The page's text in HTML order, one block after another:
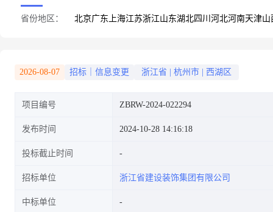
省份地区： 北京广东 上海江苏浙江山东湖北四川 河北河南天津山
2026-08-07 招标｜信息变更 浙江省 杭州市 西湖区
项目编号 ZBRW-2024-022294
发布时间 2024-10-28 14:16:18
投标截止时间
招标单位 浙江省建设装饰集团有限公司
中标单位